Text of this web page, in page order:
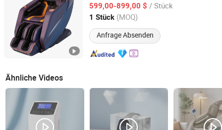
599,00-899,00 $ / Stück
1 Stück (MOQ)
Anfrage Absenden
Anhui, China Seit 2010
Ähnliche Videos